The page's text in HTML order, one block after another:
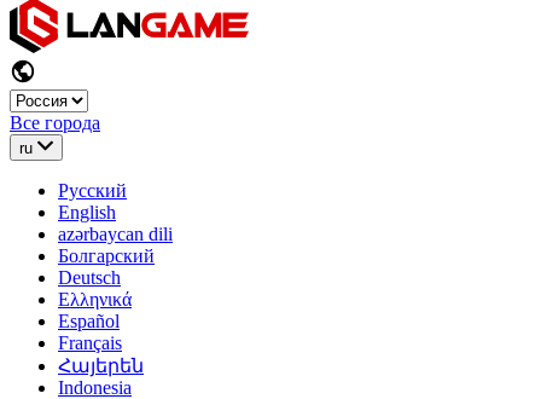
Все города
ru
Русский
English
azərbaycan dili
Болгарский
Deutsch
Ελληνικά
Español
Français
Հայերեն
Indonesia